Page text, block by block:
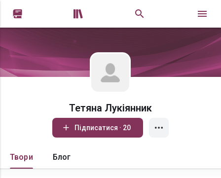
 
Тетяна Лукіянник
Підписатися · 20
Твори Блог